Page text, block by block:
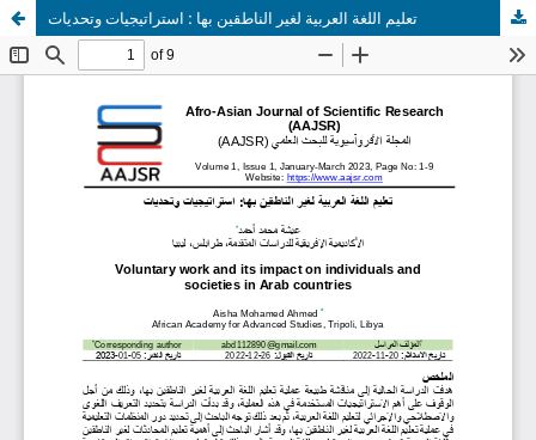
تعليم اللغة العربية لغير الناطقين بها : استراتيجيات وتحديات